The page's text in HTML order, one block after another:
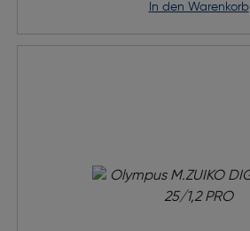
in den Warenkorb